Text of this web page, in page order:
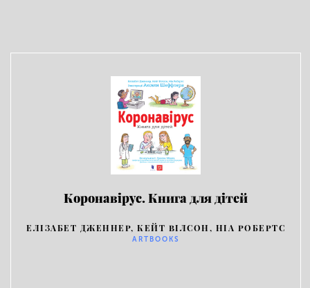
Коронавірус. Книга для дітей
ЕЛІЗАБЕТ ДЖЕННЕР, КЕЙТ ВІЛСОН, НІА РОБЕРТС
ARTBOOKS